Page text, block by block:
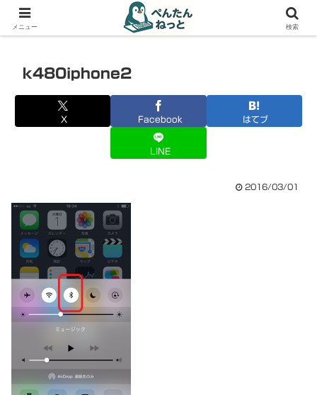
PCやガジェットの備忘録
k480iphone2
X Facebook はてブ
LINE
2016/03/01
メニュー 検索